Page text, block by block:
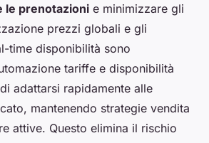
le prenotazioni e minimizzare gli
prezzi globali e gli
time disponibilità sono
tariffe e disponibilità
adattarsi rapidamente alle
mantenendo strategie vendita
attive. Questo elimina il rischio